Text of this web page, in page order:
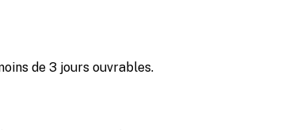
de 3 jours ouvrables.